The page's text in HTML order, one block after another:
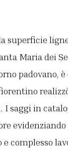
superficie
Maria dei
padovano,
I saggi in
complesso